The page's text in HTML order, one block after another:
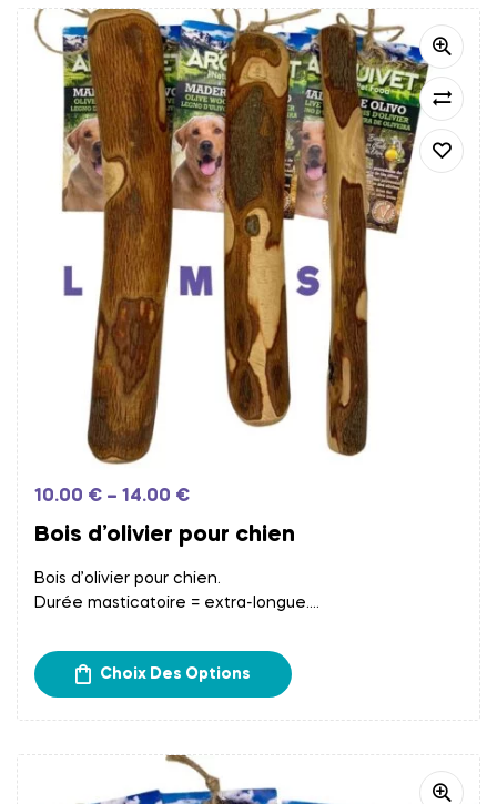
10.00 € – 14.00 €
Bois d’olivier pour chien
Bois d’olivier pour chien.
Durée masticatoire = extra-longue.
Retrait gratuit chez Papatte Douce à Bordeaux.
Choix Des Options